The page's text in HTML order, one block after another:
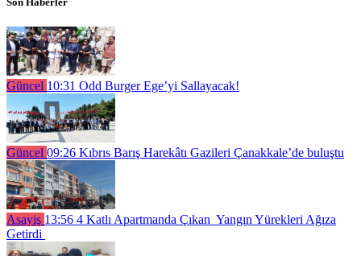
Güncel 10:31 Odd Burger Ege’yi Sallayacak!
Güncel 09:26 Kıbrıs Barış Harekâtı Gazileri Çanakkale’de buluştu
Asayiş 13:56 4 Katlı Apartmanda Çıkan Yangın Yürekleri Ağıza
Getirdi